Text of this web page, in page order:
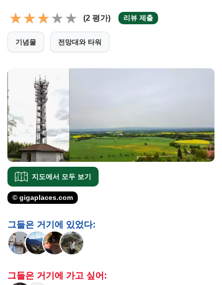
(2 평가) 리뷰 제출
기념물 전망대와 타워
지도에서 모두 보기
© gigaplaces.com
그들은 거기에 있었다:
그들은 거기에 가고 싶어: